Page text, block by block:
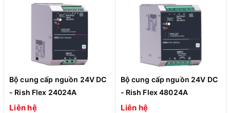
Bộ cung cấp nguồn 24V DC
- Rish Flex 24024A
Liên hệ
Bộ cung cấp nguồn 24V DC
- Rish Flex 48024A
Liên hệ